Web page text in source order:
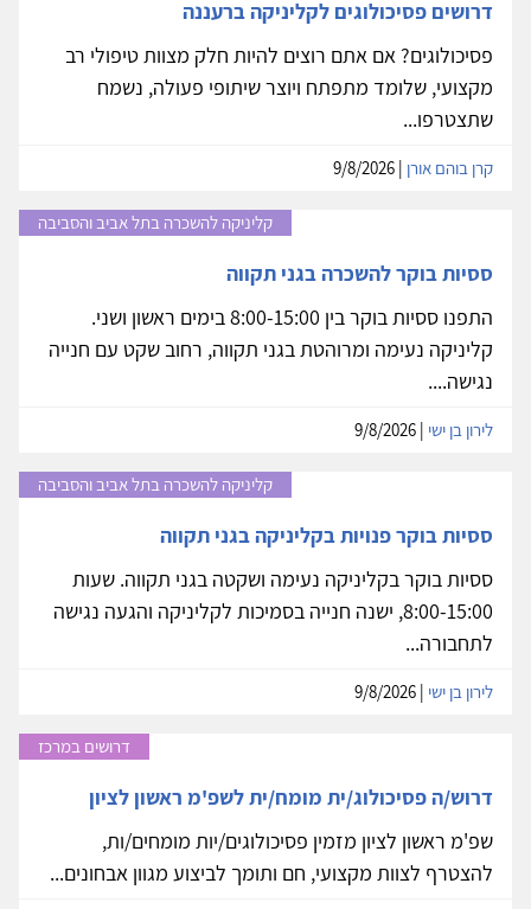
דרושים פסיכולוגים לקליניקה ברעננה
פסיכולוגים? אם אתם רוצים להיות חלק מצוות טיפולי רב
מקצועי, שלומד מתפתח ויוצר שיתופי פעולה, נשמח
שתצטרפו...
קרן בוהם אורן
קליניקה להשכרה בתל אביב והסביבה
ססיות בוקר להשכרה בגני תקווה
התפנו ססיות בוקר בין 8:00-15:00 בימים ראשון ושני.
קליניקה נעימה ומרוהטת בגני תקווה, רחוב שקט עם חנייה
נגישה....
לירון בן ישי
קליניקה להשכרה בתל אביב והסביבה
ססיות בוקר פנויות בקליניקה בגני תקווה
ססיות בוקר בקליניקה נעימה ושקטה בגני תקווה. שעות
8:00-15:00, ישנה חנייה בסמיכות לקליניקה והגעה נגישה
לתחבורה...
לירון בן ישי
דרושים במרכז
דרוש/ה פסיכולוג/ית מומח/ית לשפ'מ ראשון לציון
שפ'מ ראשון לציון מזמין פסיכולוגים/יות מומחים/ות,
להצטרף לצוות מקצועי, חם ותומך לביצוע מגוון אבחונים...